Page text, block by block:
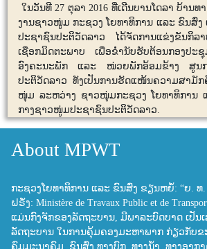
ໃນ​ວັນ​ທີ 27 ຕຸລາ 2016 ທີ່​ເດີນ​ບານ​ໂດ​ລາ ບ້ານ​
ງານຊາວ​ໜູ່ມ ກະຊວງ ​ໂຍທາ​ທິການ ​ແລະ ຂົນ​ສົ່
ປະຊາຊົນ​ປະຕິວັດ​ລາວ ​ໄດ້​ຈັດການ​ແຂ່ງຂັນ​ກິ
ເຊືອກ​ມິດຕະພາບ ​ເພື່ອ​ຂໍ່າ​ນັບ​ຮັບ​ຕ້ອນ​ກອງ​ປ
ອົງຄະ​ນະ​ພັກ ​ແລະ ໜ່ວຍ​ພັກ​ອ້ອມ​ຂ້າງ ສູນ​ກ
ປະຕິວັດ​ລາວ ທັງ​ເປັນ​ການ​ຮັດ​ແໜ້ນ​ຄວາມ​ສາມັ
ໜຸ່ມ ລະຫວ່າງ ຊາວ​ໜຸ່ມ​ກະຊວງ ​ໂຍທາ​ທິການ
ກາງ​ຊາວ​ໜູ່ມປະຊາຊົນ​ປະຕິວັດ​ລາວ.
About MPWT
ກະຊວງໂຍທາທິການ ແລະ ຂົນສົ່ງ ຂຽນຫຍໍ້: “ຍ. ທ
ຝຣັ່ງ: Ministère de Travaux Public et de
ແມ່ນກົງຈັກຂອງລັດຖະບານ, ມີພາລະບົດບາດ ເປັນ
ລັດຖະບານ ໃນການຄຸ້ມຄອງມະຫາພາກ ກ່ຽວກັບ
ຄົມມະນາຄົມ, ຂົນສົ່ງ ທາງບົກ, ທາງນ້ຳ, ທາງອາກ